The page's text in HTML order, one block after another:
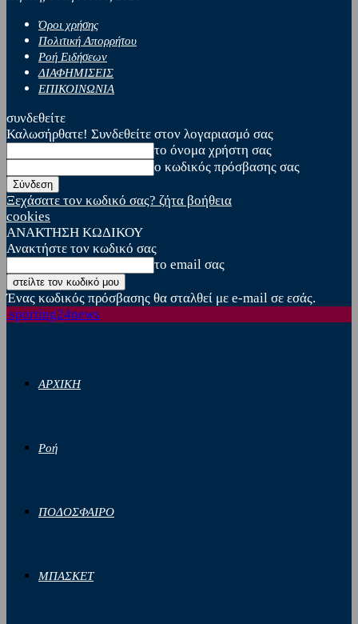
Όροι χρήσης
Πολιτική Απορρήτου
Ροή Ειδήσεων
ΔΙΑΦΗΜΙΣΕΙΣ
ΕΠΙΚΟΙΝΩΝΙΑ
συνδεθείτε
Καλωσήρθατε! Συνδεθείτε στον λογαριασμό σας
το όνομα χρήστη σας
ο κωδικός πρόσβασης σας
Ξεχάσατε τον κωδικό σας? ζήτα βοήθεια
cookies
ΑΝΑΚΤΗΣΗ ΚΩΔΙΚΟΥ
Ανακτήστε τον κωδικό σας
το email σας
Ένας κωδικός πρόσβασης θα σταλθεί με e-mail σε εσάς.
sporting24news
ΑΡΧΙΚΗ
Ροή
ΠΟΔΟΣΦΑΙΡΟ
ΜΠΑΣΚΕΤ